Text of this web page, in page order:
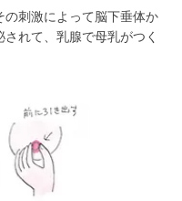
刺激によって脳下垂体か
れて、乳腺で母乳がつく